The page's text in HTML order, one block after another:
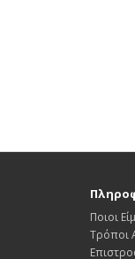
Ποιοι
Τρόποι